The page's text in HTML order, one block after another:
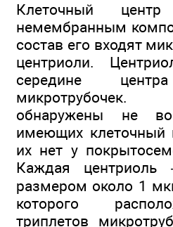
Клеточный
немембранным
состав его входят
центриоли.
середине
обнаружены не
имеющих клеточный
их нет у
Каждая
размером около 1
которого
триплетов